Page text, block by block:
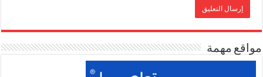
مواقع مهمة